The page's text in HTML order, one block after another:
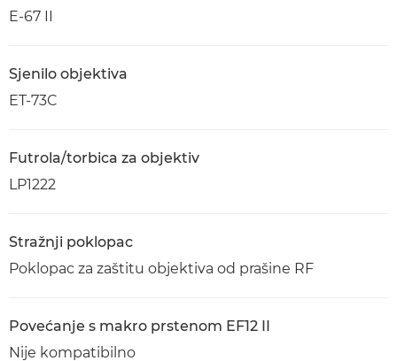
E-67 II
Sjenilo objektiva
ET-73C
Futrola/torbica za objektiv
LP1222
Stražnji poklopac
Poklopac za zaštitu objektiva od prašine RF
Povećanje s makro prstenom EF12 II
Nije kompatibilno